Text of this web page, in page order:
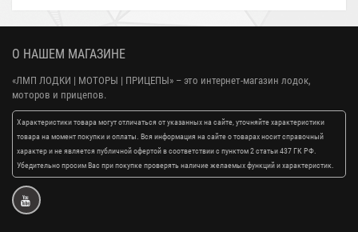
О НАШЕМ МАГАЗИНЕ
«ЛМП ЛОДКИ | МОТОРЫ | ПРИЦЕПЫ» – это интернет-магазин лодок,
моторов и прицепов.
Характеристики товара могут отличаться от указанных на сайте, уточняйте характеристики
товара на момент покупки и оплаты. Вся информация на сайте о товарах носит справочный
характер и не является публичной офертой в соответствии с пунктом 2 статьи 437 ГК РФ.
Убедительно просим Вас при покупке проверять наличие желаемых функций и характеристик.